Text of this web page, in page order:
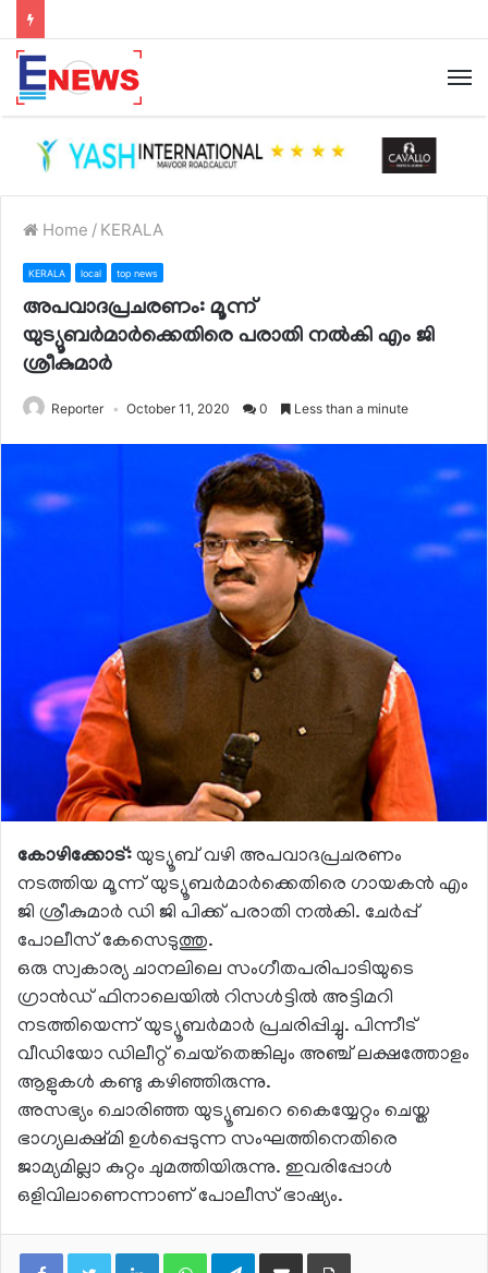
Home / KERALA
KERALA local top news
അപവാദപ്രചരണം: മൂന്ന്
യുട്യൂബര്‍മാര്‍ക്കെതിരെ പരാതി നല്‍കി എം ജി
ശ്രീകുമാര്‍
Reporter October 11, 2020 0 Less than a minute
കോഴിക്കോട്: യുട്യൂബ് വഴി അപവാദപ്രചരണം
നടത്തിയ മൂന്ന് യുട്യൂബര്‍മാര്‍ക്കെതിരെ ഗായകന്‍ എം
ജി ശ്രീകുമാര്‍ ഡി ജി പിക്ക് പരാതി നല്‍കി. ചേര്‍പ്പ്
പോലീസ് കേസെടുത്തു.
ഒരു സ്വകാര്യ ചാനലിലെ സംഗീതപരിപാടിയുടെ
ഗ്രാന്‍ഡ് ഫിനാലെയില്‍ റിസള്‍ട്ടില്‍ അട്ടിമറി
നടത്തിയെന്ന് യുട്യൂബര്‍മാര്‍ പ്രചരിപ്പിച്ചു. പിന്നീട്
വീഡിയോ ഡിലീറ്റ് ചെയ്‌തെങ്കിലും അഞ്ച് ലക്ഷത്തോളം
ആളുകള്‍ കണ്ടു കഴിഞ്ഞിരുന്നു.
അസഭ്യം ചൊരിഞ്ഞ യുട്യൂബറെ കൈയ്യേറ്റം ചെയ്ത
ഭാഗ്യലക്ഷ്മി ഉള്‍പ്പെടുന്ന സംഘത്തിനെതിരെ
ജാമ്യമില്ലാ കുറ്റം ചുമത്തിയിരുന്നു. ഇവരിപ്പോള്‍
ഒളിവിലാണെന്നാണ് പോലീസ് ഭാഷ്യം.
LinkedInWhatsAppTelegramShare via Email Print